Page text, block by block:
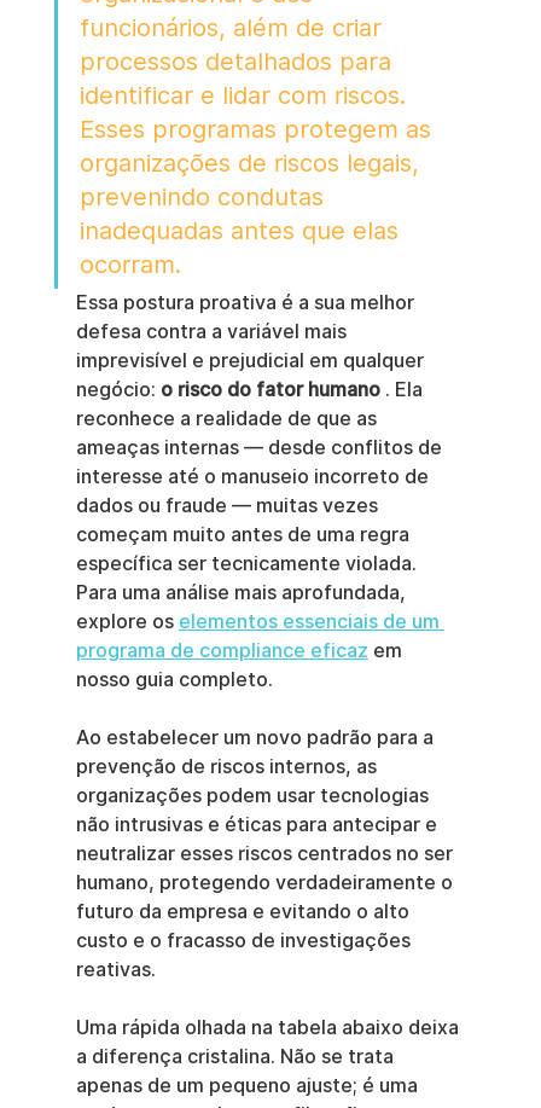
funcionários, além de criar
processos detalhados para
identificar e lidar com riscos.
Esses programas protegem as
organizações de riscos legais,
prevenindo condutas
inadequadas antes que elas
ocorram.
Essa postura proativa é a sua melhor
defesa contra a variável mais
imprevisível e prejudicial em qualquer
negócio: o risco do fator humano . Ela
reconhece a realidade de que as
ameaças internas — desde conflitos de
interesse até o manuseio incorreto de
dados ou fraude — muitas vezes
começam muito antes de uma regra
específica ser tecnicamente violada.
Para uma análise mais aprofundada,
explore os elementos essenciais de um
programa de compliance eficaz em
nosso guia completo.
Ao estabelecer um novo padrão para a
prevenção de riscos internos, as
organizações podem usar tecnologias
não intrusivas e éticas para antecipar e
neutralizar esses riscos centrados no ser
humano, protegendo verdadeiramente o
futuro da empresa e evitando o alto
custo e o fracasso de investigações
reativas.
Uma rápida olhada na tabela abaixo deixa
a diferença cristalina. Não se trata
apenas de um pequeno ajuste; é uma